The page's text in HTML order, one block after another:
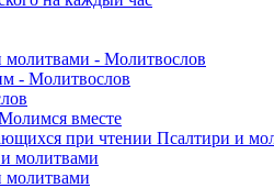
молитвами - Молитвослов
- Молитвослов
вместе
при чтении Псалтири и
молитвами
молитвами